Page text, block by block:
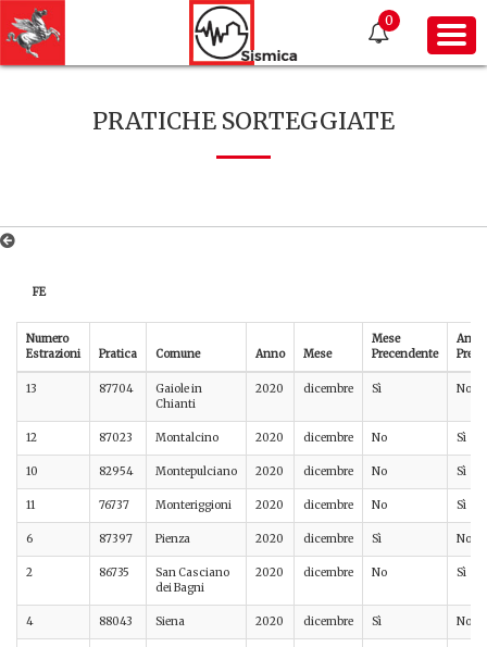
0
PRATICHE SORTEGGIATE
FE
Numero
Estrazioni
Pratica Comune Anno Mese
Mese
Precendente
Anno
13 87704
Gaiole in
Chianti
2020 dicembre Sì No
12 87023 Montalcino 2020 dicembre No Sì
10 82954 Montepulciano 2020 dicembre No Sì
11 76737 Monteriggioni 2020 dicembre No Sì
6 87397 Pienza 2020 dicembre Sì No
2 86735
San Casciano
dei Bagni
2020 dicembre No Sì
4 88043 Siena 2020 dicembre Sì No